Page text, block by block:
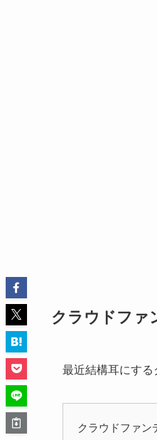
クラウドファ
最近結構耳にする
クラウドファン